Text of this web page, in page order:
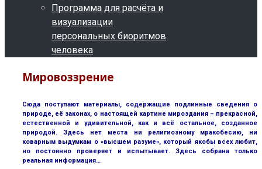
Программа для расчёта и
визуализации
персональных биоритмов
человека
Мировоззрение
Сюда поступают материалы, содержащие подлинные сведения о
природе, её законах, о настоящей картине мироздания – прекрасной,
естественной и удивительной, как и всё остальное, созданное
природой. Здесь нет места ни религиозному мракобесию, ни
коварным выдумкам о «высшем разуме», который якобы всех любит,
но постоянно проверяет и испытывает. Здесь собрана только
реальная информация…